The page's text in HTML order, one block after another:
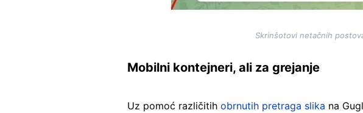
Skrinšotovi netačnih
Mobilni kontejneri, ali za grejanje
Uz pomoć različitih obrnutih pretraga slika na